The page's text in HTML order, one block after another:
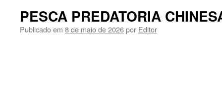
conteúdo
PESCA PREDATORIA
Publicado em 8 de maio de 2026por Editor